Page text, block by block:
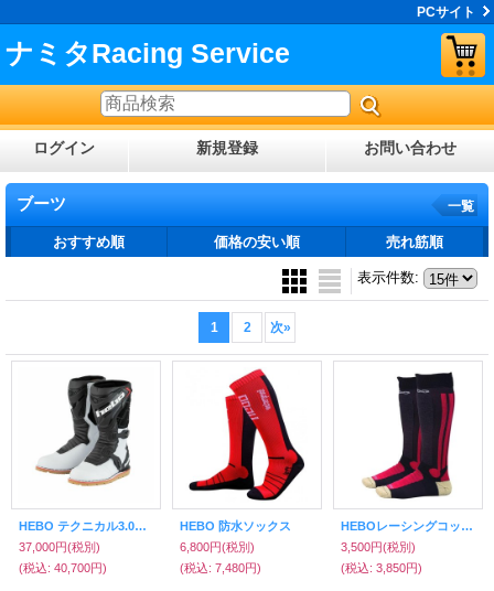
PCサイト
ナミタRacing Service
ログイン 新規登録 お問い合わせ
ブーツ 一覧
おすすめ順 価格の安い順 売れ筋順
表示件数:
1 2 次»
HEBO テクニカル3.0ブーツ
37,000円(税別)
(税込: 40,700円)
HEBO 防水ソックス
6,800円(税別)
(税込: 7,480円)
HEBOレーシングコットンソックス
3,500円(税別)
(税込: 3,850円)